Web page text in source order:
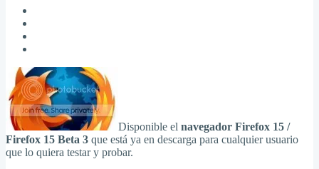
Disponible el navegador Firefox 15 /
Firefox 15 Beta 3 que está ya en descarga para cualquier usuario
que lo quiera testar y probar.